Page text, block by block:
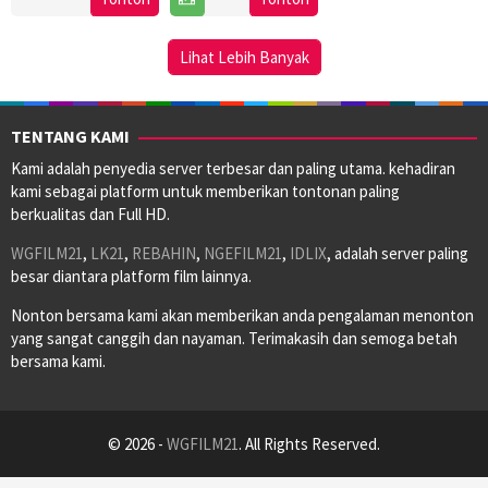
Jun
2025
Sekine
Lihat Lebih Banyak
TENTANG KAMI
Kami adalah penyedia server terbesar dan paling utama. kehadiran
kami sebagai platform untuk memberikan tontonan paling
berkualitas dan Full HD.
WGFILM21, LK21, REBAHIN, NGEFILM21, IDLIX, adalah server paling
besar diantara platform film lainnya.
Nonton bersama kami akan memberikan anda pengalaman menonton
yang sangat canggih dan nayaman. Terimakasih dan semoga betah
bersama kami.
© 2026 - WGFILM21. All Rights Reserved.